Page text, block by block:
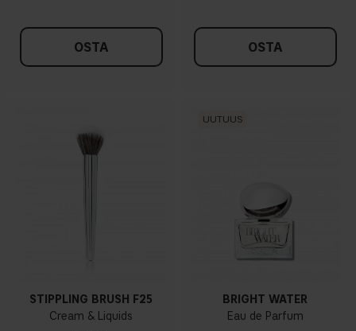
OSTA OSTA
STIPPLING BRUSH F25
Cream & Liquids
UUTUUS
BRIGHT WATER
Eau de Parfum